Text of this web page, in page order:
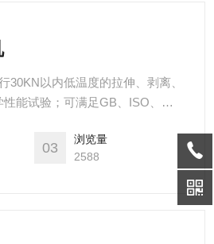
以内低温度的拉伸、剥离、
能试验；可满足GB、ISO、
03
浏览量
2588